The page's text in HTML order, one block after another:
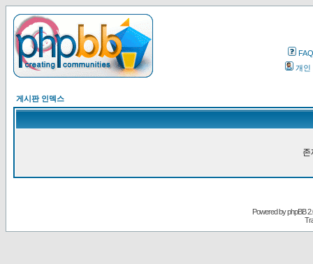
FAQ
개인
게시판 인덱스
존
Powered byphpBB